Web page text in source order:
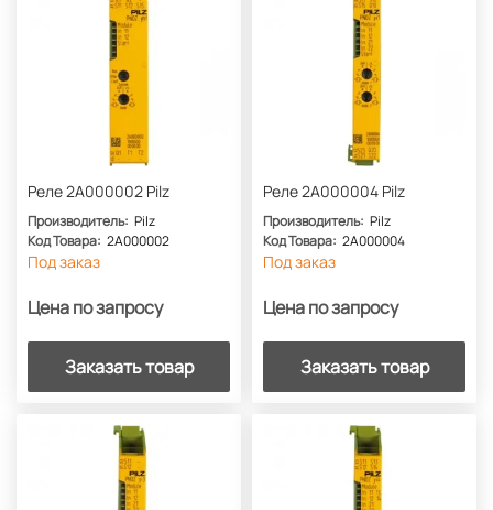
Реле 2A000002 Pilz
Производитель: Pilz
Код Товара: 2A000002
Под заказ
Цена по запросу
Заказать товар
Реле 2A000004 Pilz
Производитель: Pilz
Код Товара: 2A000004
Под заказ
Цена по запросу
Заказать товар